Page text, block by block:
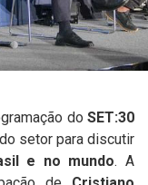
doSET:30
setor para discutir
e no mundo. A